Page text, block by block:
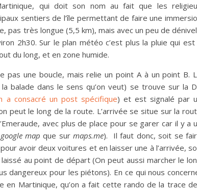
qui doit son nom au fait que les
sentiers de l’île permettant de faire une
pas très longue (5,5 km), mais avec un peu de
2h30. Sur le plan météo c’est plus la pluie qui est
du long, et en zone humide.
pas une boucle, mais relie un point A à un point B.
balade dans le sens qu’on veut) se trouve sur la
consacré un post spécifique) et est signalé par
peut le long de la route. L’arrivée se situe sur la
avec plus de place pour se garer car il y a
google map que surmaps.me). Il faut donc, soit se
avoir deux voitures et en laisser une à l’arrivée,
au point de départ (On peut aussi marcher le
dangereux pour les piétons). En ce qui nous
en Martinique, qu’on a fait cette rando de la trace